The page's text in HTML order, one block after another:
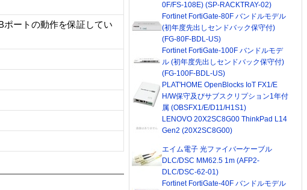
ートの動作を保証してい
0F/FS-108E) (SP-RACKTRAY-02)
Fortinet FortiGate-80F バンドルモデル
(初年度先出しセンドバック保守付)
(FG-80F-BDL-US)
Fortinet FortiGate-100F バンドルモデ
ル (初年度先出しセンドバック保守付)
(FG-100F-BDL-US)
PLAT'HOME OpenBlocks IoT FX1/E
H/W保守及びサブスクリプション1年付
属 (OBSFX1/E/D11/H1S1)
LENOVO 20X2SC8G00 ThinkPad L14
Gen2 (20X2SC8G00)
エイム電子 光ファイバーケーブル
DLC/DSC MM62.5 1m (AFP2-
DLC/DSC-62-01)
Fortinet FortiGate-40F バンドルモデル